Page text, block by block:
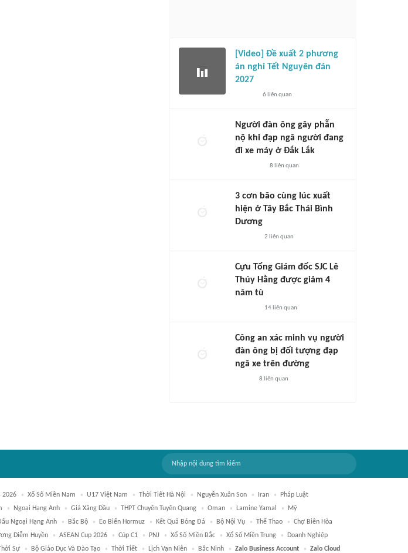
[Video] Đề xuất 2 phương
án nghỉ Tết Nguyên đán
2027
6 liên quan
Người đàn ông gây phẫn
nộ khi đạp ngã người đang
đi xe máy ở Đắk Lắk
8 liên quan
3 cơn bão cùng lúc xuất
hiện ở Tây Bắc Thái Bình
Dương
2 liên quan
Cựu Tổng Giám đốc SJC Lê
Thúy Hằng được giảm 4
năm tù
14 liên quan
Công an xác minh vụ người
đàn ông bị đối tượng đạp
ngã xe trên đường
8 liên quan
2026 Xổ Số Miền Nam U17 Việt Nam Thời Tiết Hà Nội Nguyễn Xuân Son Iran
Pháp Luật
Ngoại Hạng Anh Giá Xăng Dầu THPT Chuyên Tuyên Quang Oman Lamine Yamal
Mỹ
Ngoại Hạng Anh Bắc Bộ Eo Biển Hormuz Kết Quả Bóng Đá Bộ Nội Vụ Thể Thao
Chợ Biên Hòa
Diễm Huyền ASEAN Cup 2026 Cúp C1 PNJ Xổ Số Miền Bắc Xổ Số Miền Trung
Doanh Nghiệp
Sự Bộ Giáo Dục Và Đào Tạo Thời Tiết Lịch Vạn Niên Bắc Ninh Zalo Business Account Zalo Cloud